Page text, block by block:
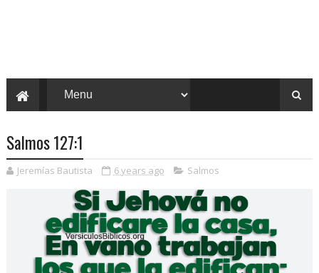
Salmos 127:1
Jeremías Bautista 6 years ago Salmos